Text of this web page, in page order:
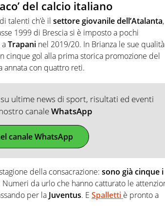
del calcio italiano
talenti ch’è il settore giovanile dell’Atalanta,
1999 di Brescia si è imposto a pochi
Trapani nel 2019/20. In Brianza le sue qualità
cinque gol alla prima storica promozione del
annata con quattro reti.
ultime news di sport, risultati ed eventi
canaleWhatsApp
canale WhatsApp
della consacrazione: sono già cinque i
Numeri da urlo che hanno catturato le
per la Juventus. E Spalletti è pronto a